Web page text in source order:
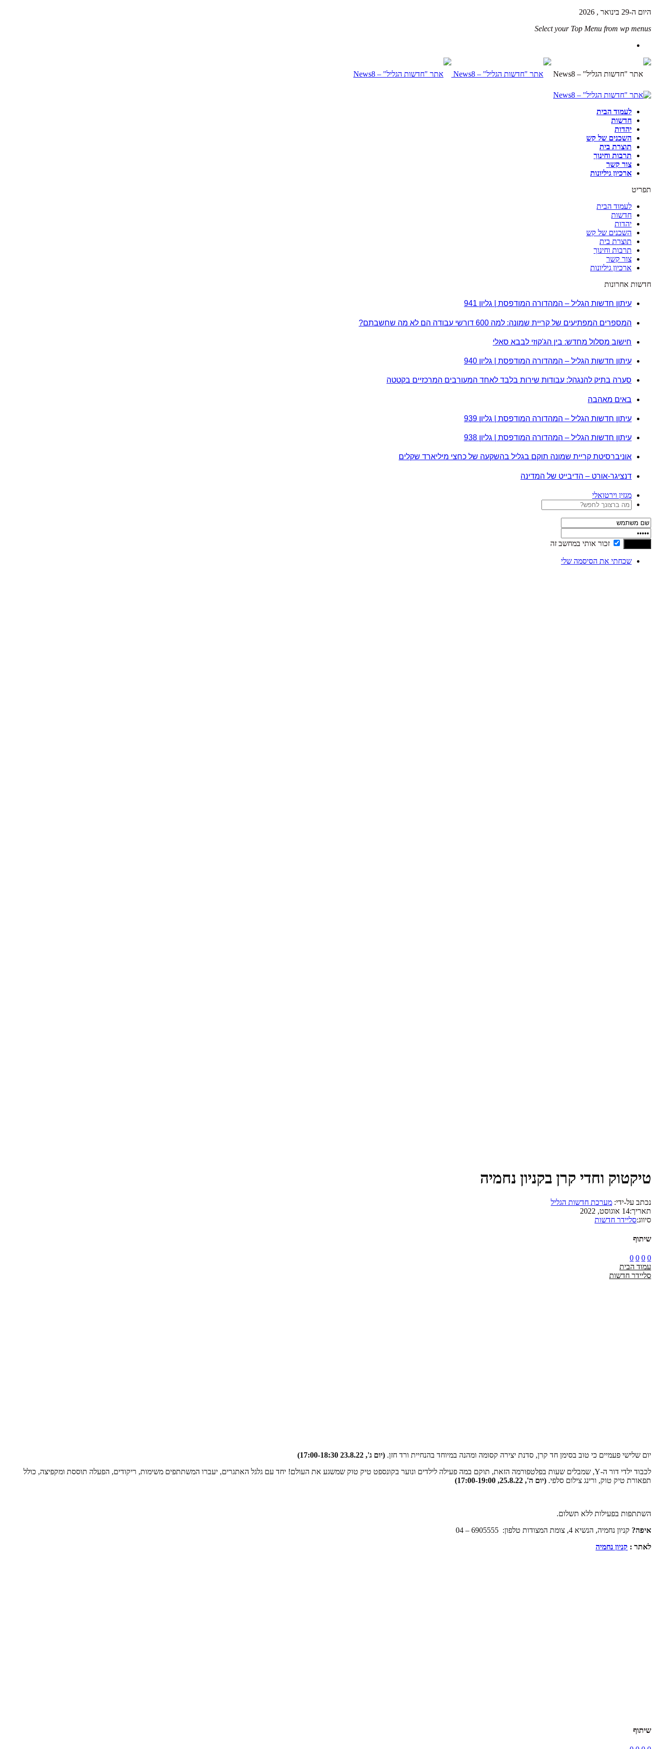
היום ה-29 בינואר , 2026
Select your Top Menu from wp menus
לעמוד הבית
חדשות
יהדות
השכנים של קש
תוצרת בית
תרבות וחינוך
צור קשר
ארכיון גיליונות
תפריט
לעמוד הבית
חדשות
יהדות
השכנים של קש
תוצרת בית
תרבות וחינוך
צור קשר
ארכיון גיליונות
חדשות אחרונות
עיתון חדשות הגליל – המהדורה המודפסת | גליון 941
המספרים המפתיעים של קריית שמונה: למה 600 דורשי עבודה הם לא מה שחשבתם?
חישוב מסלול מחדש: בין הג'קוזי לבבא סאלי
עיתון חדשות הגליל – המהדורה המודפסת | גליון 940
סערה בתיק להנגהל: עבודות שירות בלבד לאחד המעורבים המרכזיים בקטטה
באים מאהבה
עיתון חדשות הגליל – המהדורה המודפסת | גליון 939
עיתון חדשות הגליל – המהדורה המודפסת | גליון 938
אוניברסיטת קריית שמונה תוקם בגליל בהשקעה של כחצי מיליארד שקלים
דנציגר-אורט – הדיבייט של המדינה
מגזין וירטואלי
זכור אותי במחשב זה
שכחתי את הסיסמה שלי
טיקטוק וחדי קרן בקניון נחמיה
נכתב על-ידי: מערכת חדשות הגליל
תאריך:14 אוגוסט, 2022
סיווג:סליידר חדשות
שיתוף
0
0
0
0
עמוד הבית
סליידר חדשות
יום שלישי פעמיים כי טוב בסימן חד קרן, סדנת יצירה קסומה ומהנה במיוחד בהנחיית ורד חזן. (יום ג', 23.8.22 17:00-18:30)
לכבוד ילדי דור ה-Y, שמבלים שעות בפלטפורמה הזאת, תוקם במה פעילה לילדים ונוער בקונספט טיק טוק שמשגע את העולם! יחד עם גלגל האתגרים, יעברו המשתתפים משימות, ריקודים, הפעלה תוססת ומקפיצה, כולל
תפאורת טיק טוק, ורינג צילום סלפי. (יום ה', 25.8.22, 17:00-19:00)
השתתפות בפעילות ללא תשלום.
איפה? קניון נחמיה, הנשיא 4, צומת המצודות טלפון: 6905555 – 04
לאתר : קניון נחמיה
שיתוף